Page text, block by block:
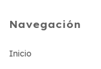
Navegación
Inicio